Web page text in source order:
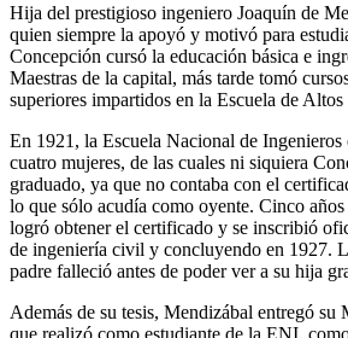
Hija del prestigioso ingeniero Joaquín de
quien siempre la apoyó y motivó para
Concepción cursó la educación básica e
Maestras de la capital, más tarde tomó
superiores impartidos en la Escuela de Altos
En 1921, la Escuela Nacional de Ingenieros
cuatro mujeres, de las cuales ni siquiera
graduado, ya que no contaba con el
lo que sólo acudía como oyente. Cinco
logró obtener el certificado y se inscribió
de ingeniería civil y concluyendo en 1927.
padre falleció antes de poder ver a su hija
Además de su tesis, Mendizábal entregó su
que realizó como estudiante de la ENI,